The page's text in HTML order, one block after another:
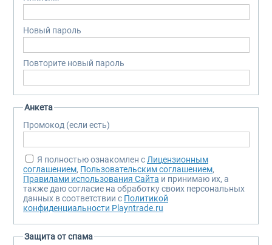
Новый пароль
Повторите новый пароль
Анкета
Промокод (если есть)
Я полностью ознакомлен с Лицензионным
соглашением, Пользовательским соглашением,
Правилами использования Сайта и принимаю их, а
также даю согласие на обработку своих персональных
данных в соответствии с Политикой
конфиденциальности Playntrade.ru
Защита от спама